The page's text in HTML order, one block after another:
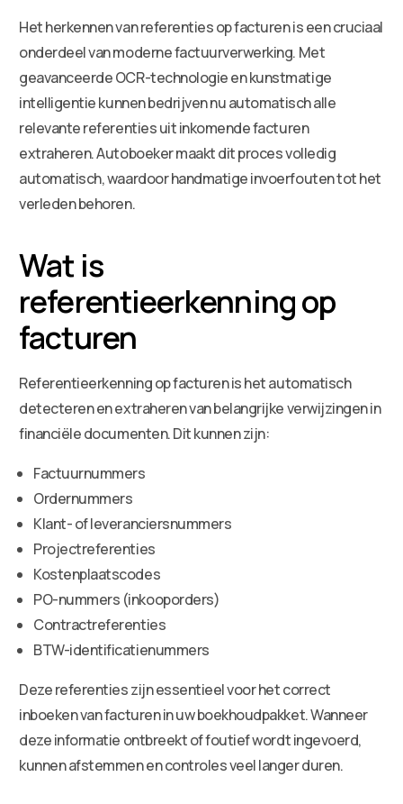
Het herkennen van referenties op facturen is een cruciaal
onderdeel van moderne factuurverwerking. Met
geavanceerde OCR-technologie en kunstmatige
intelligentie kunnen bedrijven nu automatisch alle
relevante referenties uit inkomende facturen
extraheren. Autoboeker maakt dit proces volledig
automatisch, waardoor handmatige invoerfouten tot het
verleden behoren.
Wat is
referentieerkenning op
facturen
Referentieerkenning op facturen is het automatisch
detecteren en extraheren van belangrijke verwijzingen in
financiële documenten. Dit kunnen zijn:
Factuurnummers
Ordernummers
Klant- of leveranciersnummers
Projectreferenties
Kostenplaatscodes
PO-nummers (inkooporders)
Contractreferenties
BTW-identificatienummers
Deze referenties zijn essentieel voor het correct
inboeken van facturen in uw boekhoudpakket. Wanneer
deze informatie ontbreekt of foutief wordt ingevoerd,
kunnen afstemmen en controles veel langer duren.